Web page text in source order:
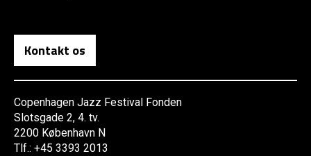
Kontakt os
Copenhagen Jazz Festival Fonden
Slotsgade 2, 4. tv.
2200 København N
Tlf.: +45 3393 2013